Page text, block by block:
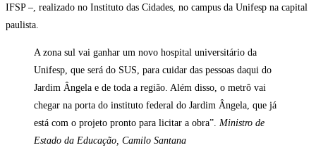
IFSP –, realizado no Instituto das Cidades, no campus da Unifesp na capital
paulista.
A zona sul vai ganhar um novo hospital universitário da
Unifesp, que será do SUS, para cuidar das pessoas daqui do
Jardim Ângela e de toda a região. Além disso, o metrô vai
chegar na porta do instituto federal do Jardim Ângela, que já
está com o projeto pronto para licitar a obra”. Ministro de
Estado da Educação, Camilo Santana